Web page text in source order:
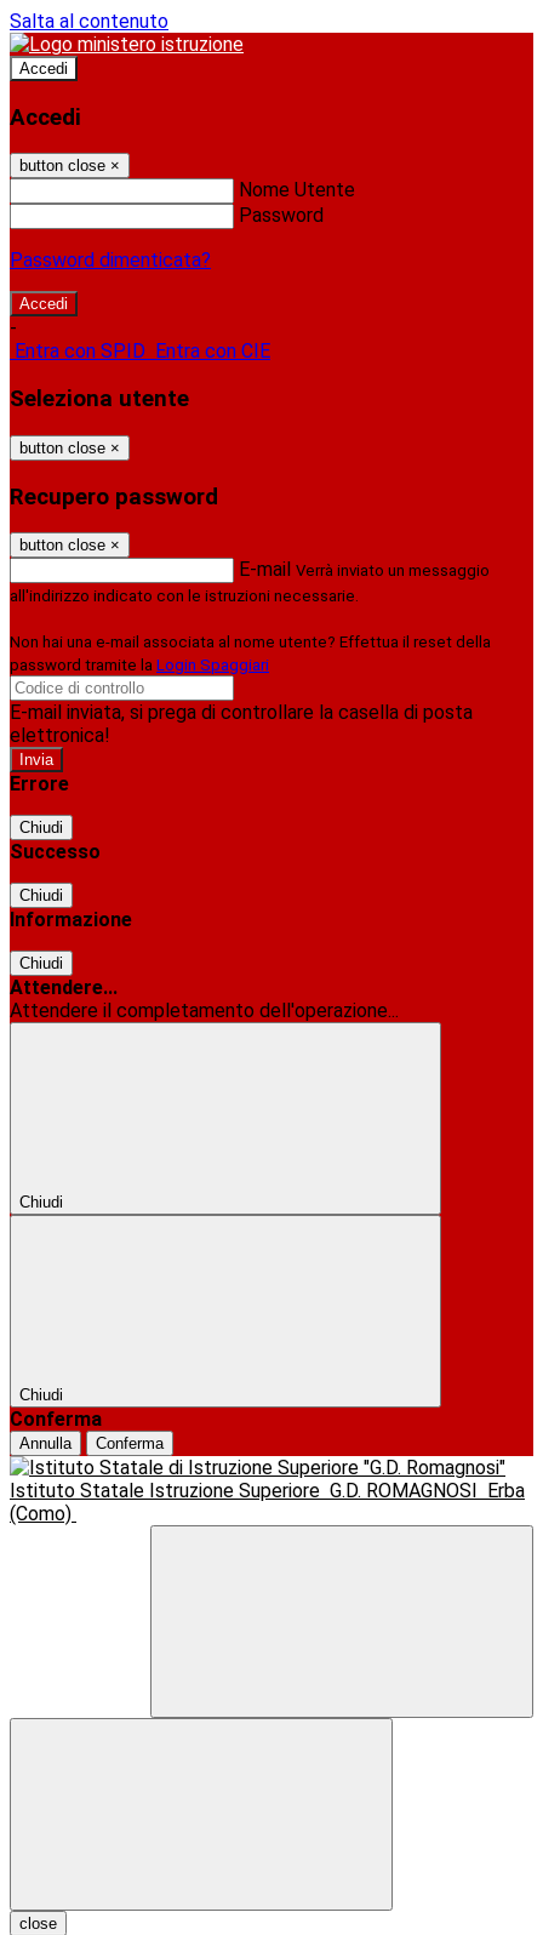
Salta al contenuto
Accedi
Accedi
button close ×
Nome Utente
Password
Password dimenticata?
-
Entra con SPID Entra con CIE
Seleziona utente
button close ×
Recupero password
button close ×
E-mail Verrà inviato un messaggio
all'indirizzo indicato con le istruzioni necessarie.
Non hai una e-mail associata al nome utente? Effettua il reset della
password tramite la Login Spaggiari
E-mail inviata, si prega di controllare la casella di posta
elettronica!
Errore
Chiudi
Successo
Chiudi
Informazione
Chiudi
Attendere...
Attendere il completamento dell'operazione...
Chiudi
Chiudi
Conferma
Annulla Conferma
Istituto Statale Istruzione Superiore G.D. ROMAGNOSI
Erba
(Como)
close